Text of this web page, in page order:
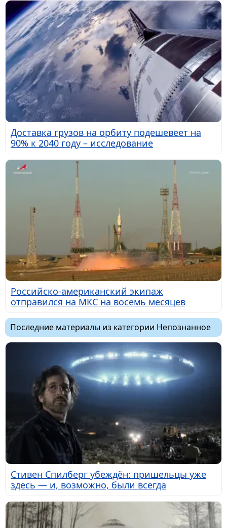
Доставка грузов на орбиту подешевеет на
90% к 2040 году – исследование
Российско-американский экипаж
отправился на МКС на восемь месяцев
Последние материалы из категории Непознанное
Стивен Спилберг убеждён: пришельцы уже
здесь — и, возможно, были всегда